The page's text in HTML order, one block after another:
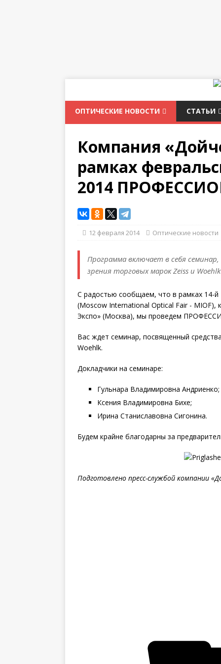
ОПТИЧЕСКИЕ НОВОСТИ СТАТЬИ
Компания
рамках
2014
12 февраля 2014 Оптические новости
Программа включает в себя
зрения торговых марок Zeiss и Woehlk
С радостью сообщаем, что в рамках 14-
(Moscow International Optical Fair -
Экспо» (Москва), мы проведем
Вас ждет семинар, посвященный
Woehlk.
Докладчики на семинаре:
Гульнара Владимировна Андриенко;
Ксения Владимировна Бихе;
Ирина Станиславовна Сигонина.
Будем крайне благодарны за
Подготовлено пресс-службой компании